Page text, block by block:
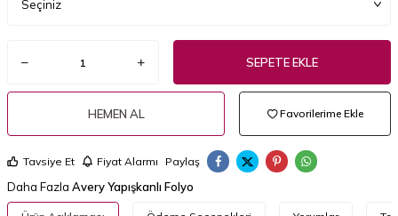
SEPETE EKLE
HEMEN AL Favorilerime Ekle
Tavsiye Et Fiyat Alarmı Paylaş
Daha Fazla Avery Yapışkanlı Folyo